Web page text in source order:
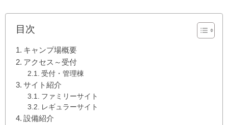
目次
キャンプ場概要
アクセス～受付
受付・管理棟
サイト紹介
ファミリーサイト
レギュラーサイト
設備紹介